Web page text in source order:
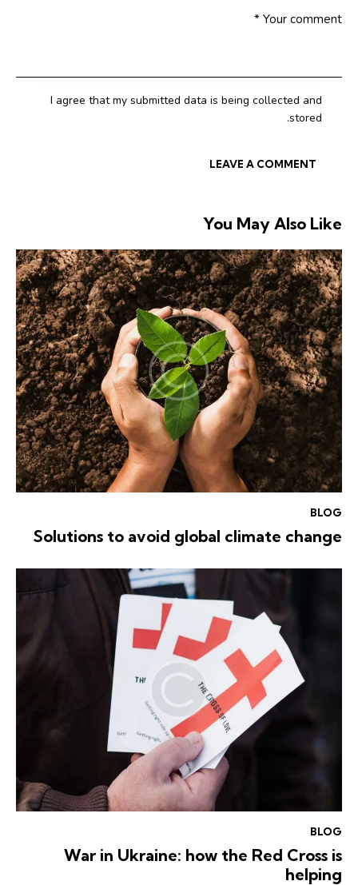
I agree that my submitted data is being collected and
stored.
You May Also Like
BLOG
Solutions to avoid global climate change
BLOG
War in Ukraine: how the Red Cross is
helping